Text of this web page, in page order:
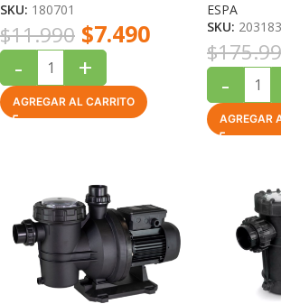
SKU: 180701
$11.990 $7.490
- +
AGREGAR AL CARRITO
ESPA
SKU: 203183
$
-
AGREGAR